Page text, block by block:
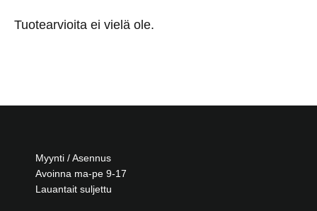
Tuotearvioita ei vielä ole.
Myynti / Asennus
Avoinna ma-pe 9-17
Lauantait suljettu